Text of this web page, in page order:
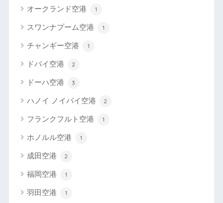
オークランド空港 1
スワンナプーム空港 1
チャンギー空港 1
ドバイ空港 2
ドーハ空港 3
ハノイ ノイバイ空港 2
フランクフルト空港 1
ホノルル空港 1
成田空港 2
福岡空港 1
羽田空港 1